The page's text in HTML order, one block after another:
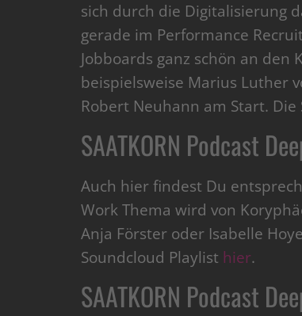
sich durch die Digitalisierung
gerade im Performance
Jobboards ganz schön an
beispielsweise Marius Luther
Robert Neuhann am Start. Die
SAATKORN Podcast
Auch hier findest Du
Work Thema wird von
Anja Förster oder Isabelle
Soundcloud Playlist hier.
SAATKORN Podcast